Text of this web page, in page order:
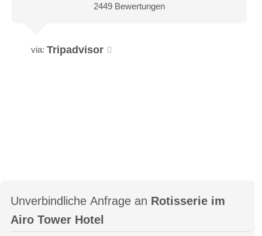
2449 Bewertungen
via: Tripadvisor
Unverbindliche Anfrage an Rotisserie im
Airo Tower Hotel